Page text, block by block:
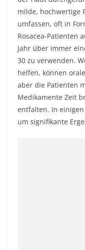
milde, hochwertige
umfassen, oft in
Rosacea-Patienten
Jahr über immer
30 zu verwenden.
helfen, können
aber die Patienten
Medikamente Zeit
entfalten. In
um signifikante